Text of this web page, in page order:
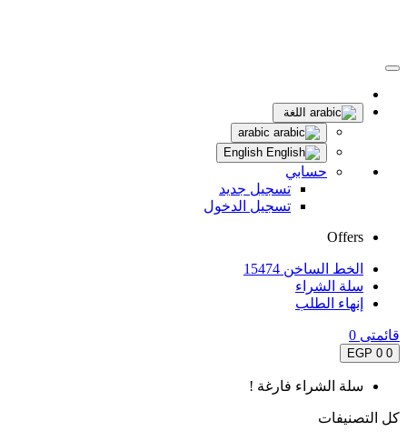
اللغة
حسابي
تسجيل جديد
تسجيل الدخول
Offers
الخط الساخن 15474
سلة الشراء
إنهاء الطلب
قائمتى 0
0
0 EGP
سلة الشراء فارغة !
كل التصنيفات